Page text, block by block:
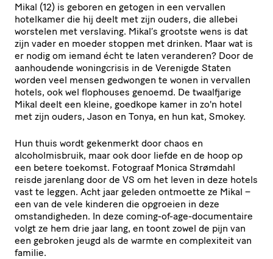
Mikal (12) is geboren en getogen in een vervallen
hotelkamer die hij deelt met zijn ouders, die allebei
worstelen met verslaving. Mikal’s grootste wens is dat
zijn vader en moeder stoppen met drinken. Maar wat is
er nodig om iemand écht te laten veranderen? Door de
aanhoudende woningcrisis in de Verenigde Staten
worden veel mensen gedwongen te wonen in vervallen
hotels, ook wel flophouses genoemd. De twaalfjarige
Mikal deelt een kleine, goedkope kamer in zo'n hotel
met zijn ouders, Jason en Tonya, en hun kat, Smokey.
Hun thuis wordt gekenmerkt door chaos en
alcoholmisbruik, maar ook door liefde en de hoop op
een betere toekomst. Fotograaf Monica Strømdahl
reisde jarenlang door de VS om het leven in deze hotels
vast te leggen. Acht jaar geleden ontmoette ze Mikal –
een van de vele kinderen die opgroeien in deze
omstandigheden. In deze coming-of-age-documentaire
volgt ze hem drie jaar lang, en toont zowel de pijn van
een gebroken jeugd als de warmte en complexiteit van
familie.